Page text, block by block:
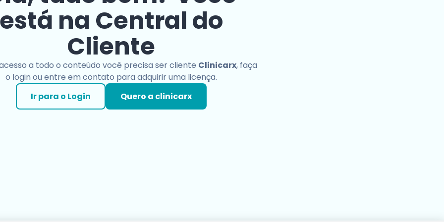
está na Central do
Cliente
a todo o conteúdo você precisa ser cliente Clinicarx, faça
o login ou entre em contato para adquirir uma licença.
Ir para o Login
Quero a clinicarx